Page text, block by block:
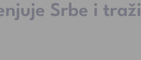
Srbe i